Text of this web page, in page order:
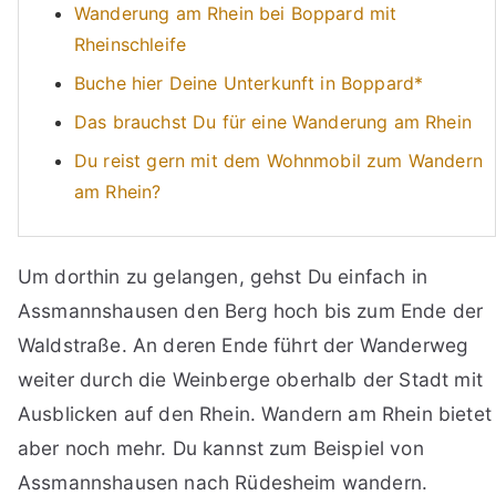
Wanderung am Rhein bei Boppard mit
Rheinschleife
Buche hier Deine Unterkunft in Boppard*
Das brauchst Du für eine Wanderung am Rhein
Du reist gern mit dem Wohnmobil zum Wandern
am Rhein?
Um dorthin zu gelangen, gehst Du einfach in
Assmannshausen den Berg hoch bis zum Ende der
Waldstraße. An deren Ende führt der Wanderweg
weiter durch die Weinberge oberhalb der Stadt mit
Ausblicken auf den Rhein. Wandern am Rhein bietet
aber noch mehr. Du kannst zum Beispiel von
Assmannshausen nach Rüdesheim wandern.